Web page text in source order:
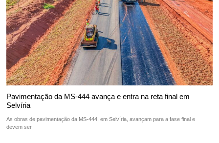
Pavimentação da MS-444 avança e entra na reta final em
Selvíria
As obras de pavimentação da MS-444, em Selvíria, avançam para a fase final e
devem ser